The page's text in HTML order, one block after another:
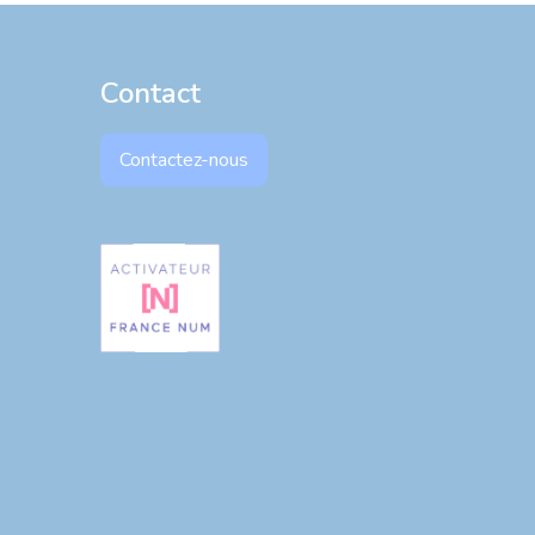
Contact
Contactez-nous